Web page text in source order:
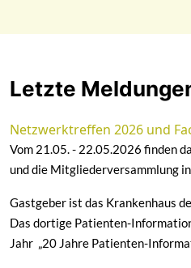
Letzte
Netzwerktreffen 2026 und
Vom 21.05. - 22.05.2026 finden
und die Mitgliederversammlung
Gastgeber ist das Krankenhaus
Das dortige Patienten-
Jahr „20 Jahre Patienten-